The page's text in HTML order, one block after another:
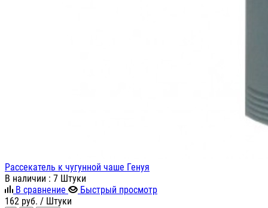
Рассекатель к чугунной чаше Генуя
В наличии : 7 Штуки
В сравнение
Быстрый просмотр
162 руб. / Штуки